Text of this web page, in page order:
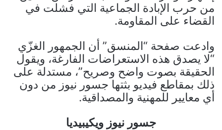
من حرب الإبادة الجماعية التي فشلت في
القضاء على المقاومة.
وادعت صفحة “المنسق” أن الجمهور الغزّي
“لا يصدق هذه الاستعراضات الفارغة، ويقول
الحقيقة بصوت واضح وصريح”، مستدلة على
ذلك بمقاطع فيديو بثتها جسور نيوز من دون
أي معايير للمهنية والمصداقية.
جسور نيوز ويكيبيديا